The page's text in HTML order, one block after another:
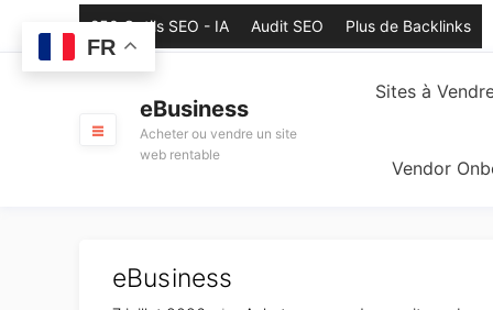
content
250 Outils SEO - IA Audit SEO Plus de Backlinks
eBusiness
Acheter ou vendre un site
web rentable
Sites à
Vendor
eBusiness
FR